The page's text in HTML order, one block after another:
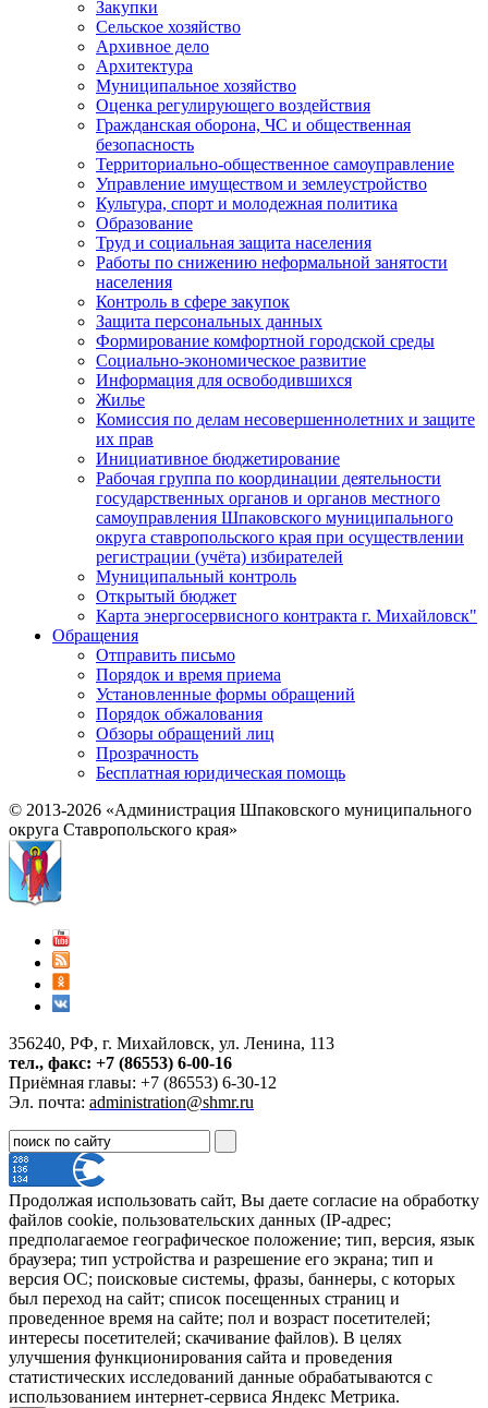
Закупки
Сельское хозяйство
Архивное дело
Архитектура
Муниципальное хозяйство
Оценка регулирующего воздействия
Гражданская оборона, ЧС и общественная
безопасность
Территориально-общественное самоуправление
Управление имуществом и землеустройство
Культура, спорт и молодежная политика
Образование
Труд и социальная защита населения
Работы по снижению неформальной занятости
населения
Контроль в сфере закупок
Защита персональных данных
Формирование комфортной городской среды
Социально-экономическое развитие
Информация для освободившихся
Жилье
Комиссия по делам несовершеннолетних и защите
их прав
Инициативное бюджетирование
Рабочая группа по координации деятельности
государственных органов и органов местного
самоуправления Шпаковского муниципального
округа ставропольского края при осуществлении
регистрации (учёта) избирателей
Муниципальный контроль
Открытый бюджет
Карта энергосервисного контракта г. Михайловск"
Обращения
Отправить письмо
Порядок и время приема
Установленные формы обращений
Порядок обжалования
Обзоры обращений лиц
Прозрачность
Бесплатная юридическая помощь
© 2013-2026 «Администрация Шпаковского муниципального
округа Ставропольского края»
356240, РФ, г. Михайловск, ул. Ленина, 113
тел., факс: +7 (86553) 6-00-16
Приёмная главы: +7 (86553) 6-30-12
Эл. почта: administration@shmr.ru
Продолжая использовать сайт, Вы даете согласие на обработку
файлов cookie, пользовательских данных (IP-адрес;
предполагаемое географическое положение; тип, версия, язык
браузера; тип устройства и разрешение его экрана; тип и
версия ОС; поисковые системы, фразы, баннеры, с которых
был переход на сайт; список посещенных страниц и
проведенное время на сайте; пол и возраст посетителей;
интересы посетителей; скачивание файлов). В целях
улучшения функционирования сайта и проведения
статистических исследований данные обрабатываются с
использованием интернет-сервиса Яндекс Метрика.